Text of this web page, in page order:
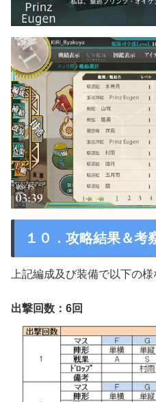
１０．攻略結果＆考
上記編成及び装備で以下の
出撃回数：6回